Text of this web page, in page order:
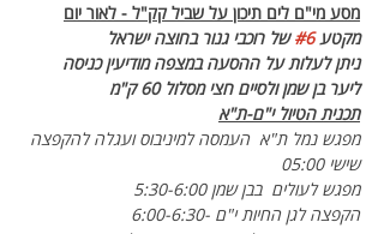
מסע מי"ם לים תיכון על שביל קק"ל - לאור יום
מקטע #6 של רוכבי גנור בחוצה ישראל
ניתן לעלות על ההסעה במצפה מודיעין כניסה
ליער בן שמן ולסיים חצי מסלול 60 ק"מ
תכנית הטיול י"ם-ת"א
מפגש נמל ת"א  העמסה למיניבוס ועגלה להקפצה
שישי 05:00
מפגש לעולים  בבן שמן 5:30-6:00
הקפצה לגן החיות י"ם -6:00-6:30